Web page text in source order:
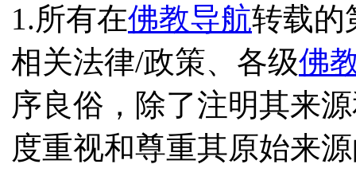
1.所有在佛教导航转载的
相关法律/政策、各级佛
序良俗，除了注明其来
度重视和尊重其原始来